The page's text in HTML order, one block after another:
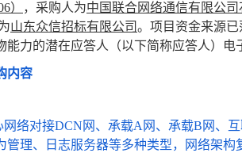
） ，采购人为中国联合网络通信有限公
山东众信招标有限公司。项目资金来源
能力的潜在应答人（以下简称应答人）电
内容
网络对接DCN网、承载A网、承载B网、
管理、日志服务器等多种类型，网络架